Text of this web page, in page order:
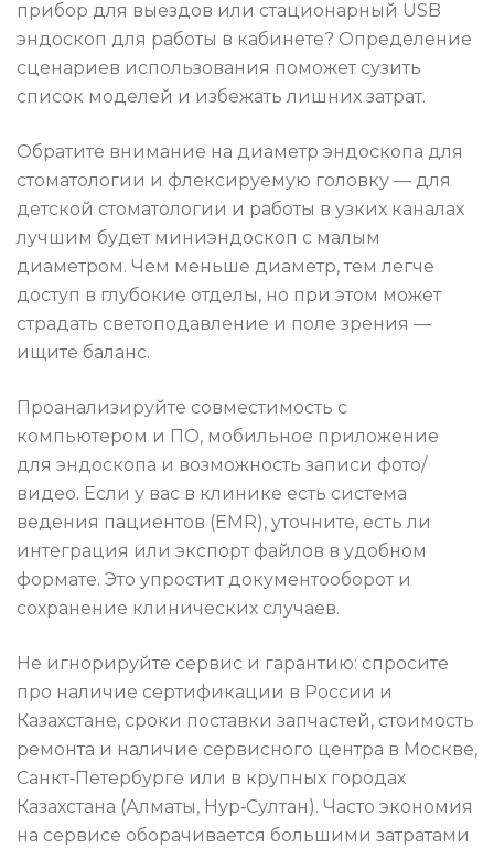
прибор для выездов или стационарный USB
эндоскоп для работы в кабинете? Определение
сценариев использования поможет сузить
список моделей и избежать лишних затрат.
Обратите внимание на диаметр эндоскопа для
стоматологии и флексируемую головку — для
детской стоматологии и работы в узких каналах
лучшим будет миниэндоскоп с малым
диаметром. Чем меньше диаметр, тем легче
доступ в глубокие отделы, но при этом может
страдать светоподавление и поле зрения —
ищите баланс.
Проанализируйте совместимость с
компьютером и ПО, мобильное приложение
для эндоскопа и возможность записи фото/
видео. Если у вас в клинике есть система
ведения пациентов (EMR), уточните, есть ли
интеграция или экспорт файлов в удобном
формате. Это упростит документооборот и
сохранение клинических случаев.
Не игнорируйте сервис и гарантию: спросите
про наличие сертификации в России и
Казахстане, сроки поставки запчастей, стоимость
ремонта и наличие сервисного центра в Москве,
Санкт‑Петербурге или в крупных городах
Казахстана (Алматы, Нур‑Султан). Часто экономия
на сервисе оборачивается большими затратами